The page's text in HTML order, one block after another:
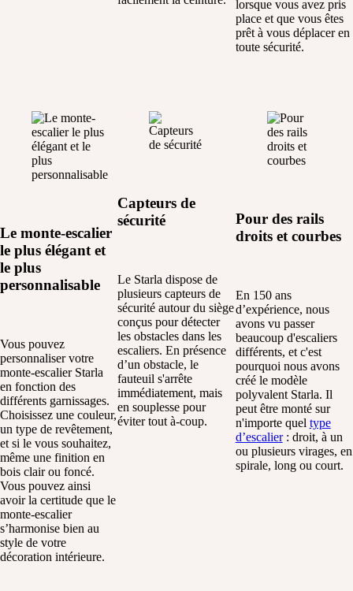
lorsque vous avez pris
place et que vous êtes
prêt à vous déplacer en
toute sécurité.
Le monte-escalier
le plus élégant et
le plus
personnalisable
Vous pouvez
personnaliser votre
monte-escalier Starla
en fonction des
différents garnissages.
Choisissez une couleur,
un type de revêtement,
et si le vous souhaitez,
même une finition en
bois clair ou foncé.
Vous pouvez ainsi
avoir la certitude que le
monte-escalier
s’harmonise bien au
style de votre
décoration intérieure.
Capteurs de
sécurité
Le Starla dispose de
plusieurs capteurs de
sécurité autour du siège
conçus pour détecter
les obstacles dans les
escaliers. En présence
d’un obstacle, le
fauteuil s'arrête
immédiatement, mais
en souplesse pour
éviter tout à-coup.
Pour des rails
droits et courbes
En 150 ans
d’expérience, nous
avons vu passer
beaucoup d'escaliers
différents, et c'est
pourquoi nous avons
créé le modèle
polyvalent Starla. Il
peut être monté sur
n'importe quel type
d’escalier: droit, à un
ou plusieurs virages, en
spirale, long ou court.